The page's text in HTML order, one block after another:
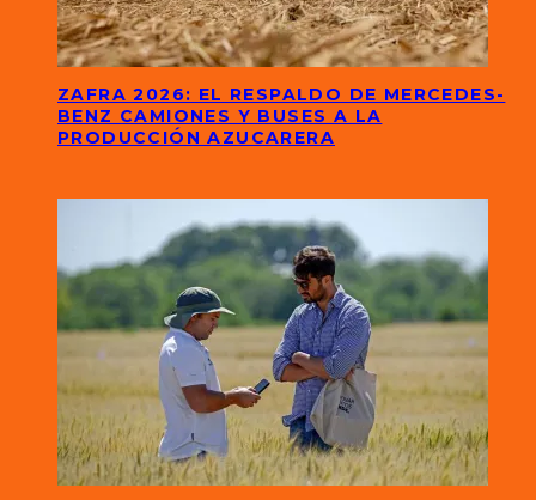
ZAFRA 2026: EL RESPALDO DE MERCEDES-
BENZ CAMIONES Y BUSES A LA
PRODUCCIÓN AZUCARERA